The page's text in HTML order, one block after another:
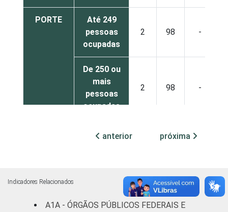
PORTE
Até 249
pessoas
ocupadas
2 98 -
De 250 ou
mais
pessoas
ocupadas
2 98 -
Não
100
Estudos para o Desenvolvimento da
Sociedade da Informação (Cetic.br),
Pesquisa sobre o uso das tecnologias de
anterior próxima
Indicadores Relacionados
A1A - ÓRGÃOS PÚBLICOS FEDERAIS E